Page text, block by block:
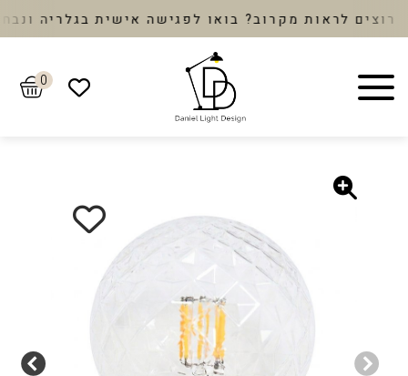
לראות מקרוב? בואו לפגישה אישית בגלריה ונבחר
0